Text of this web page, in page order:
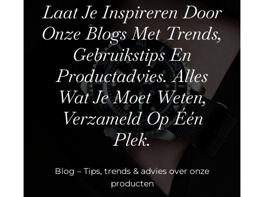
Laat Je Inspireren Door
Onze Blogs Met Trends,
Gebruikstips En
Productadvies. Alles
Wat Je Moet Weten,
Verzameld Op Één
Plek.
Blog – Tips, trends & advies over onze
producten